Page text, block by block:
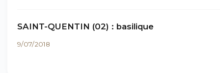
SAINT-QUENTIN (02) : basilique
9/07/2018